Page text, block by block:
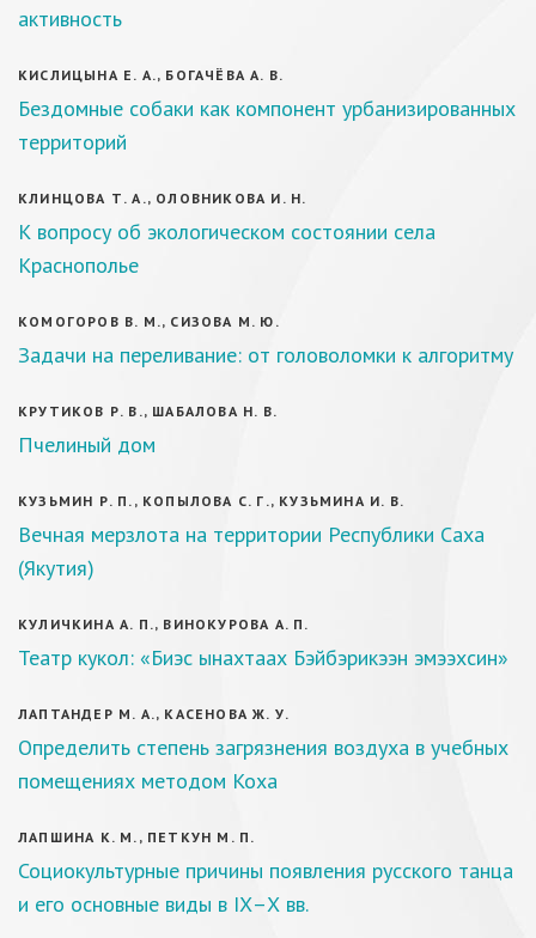
активность
КИСЛИЦЫНА Е. А., БОГАЧЁВА А. В.
Бездомные собаки как компонент урбанизированных
территорий
КЛИНЦОВА Т. А., ОЛОВНИКОВА И. Н.
К вопросу об экологическом состоянии села
Краснополье
КОМОГОРОВ В. М., СИЗОВА М. Ю.
Задачи на переливание: от головоломки к алгоритму
КРУТИКОВ Р. В., ШАБАЛОВА Н. В.
Пчелиный дом
КУЗЬМИН Р. П., КОПЫЛОВА С. Г., КУЗЬМИНА И. В.
Вечная мерзлота на территории Республики Саха
(Якутия)
КУЛИЧКИНА А. П., ВИНОКУРОВА А. П.
Театр кукол: «Биэс ынахтаах Бэйбэрикээн эмээхсин»
ЛАПТАНДЕР М. А., КАСЕНОВА Ж. У.
Определить степень загрязнения воздуха в учебных
помещениях методом Коха
ЛАПШИНА К. М., ПЕТКУН М. П.
Социокультурные причины появления русского танца
и его основные виды в IХ–Х вв.